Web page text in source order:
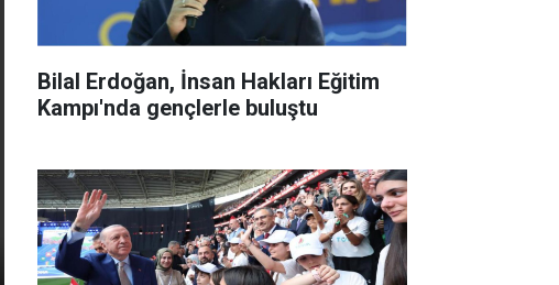
Bilal Erdoğan, İnsan Hakları Eğitim
Kampı'nda gençlerle buluştu